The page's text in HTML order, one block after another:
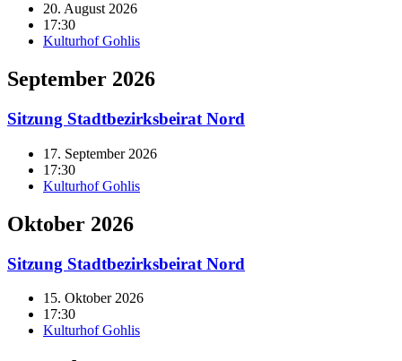
20. August 2026
17:30
Kulturhof Gohlis
September 2026
Sitzung Stadtbezirksbeirat Nord
17. September 2026
17:30
Kulturhof Gohlis
Oktober 2026
Sitzung Stadtbezirksbeirat Nord
15. Oktober 2026
17:30
Kulturhof Gohlis